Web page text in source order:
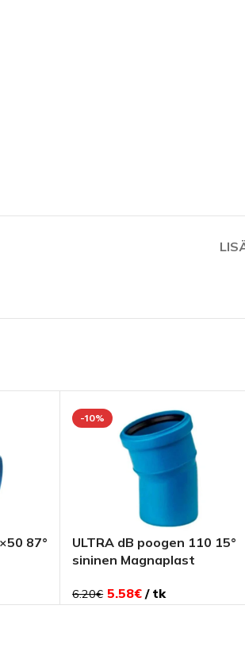
87°
-10%
ULTRA dB poogen 110 15°
sininen Magnaplast
6.20€ 5.58€ tk